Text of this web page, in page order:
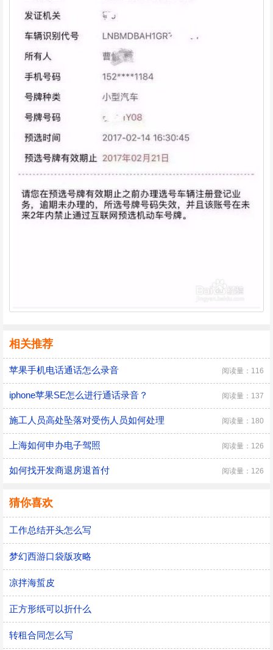
相关推荐
苹果手机电话通话怎么录音 阅读量：116
iphone苹果SE怎么进行通话录音？ 阅读量：137
施工人员高处坠落对受伤人员如何处理 阅读量：180
上海如何申办电子驾照 阅读量：126
如何找开发商退房退首付 阅读量：126
猜你喜欢
工作总结开头怎么写
梦幻西游口袋版攻略
凉拌海蜇皮
正方形纸可以折什么
转租合同怎么写